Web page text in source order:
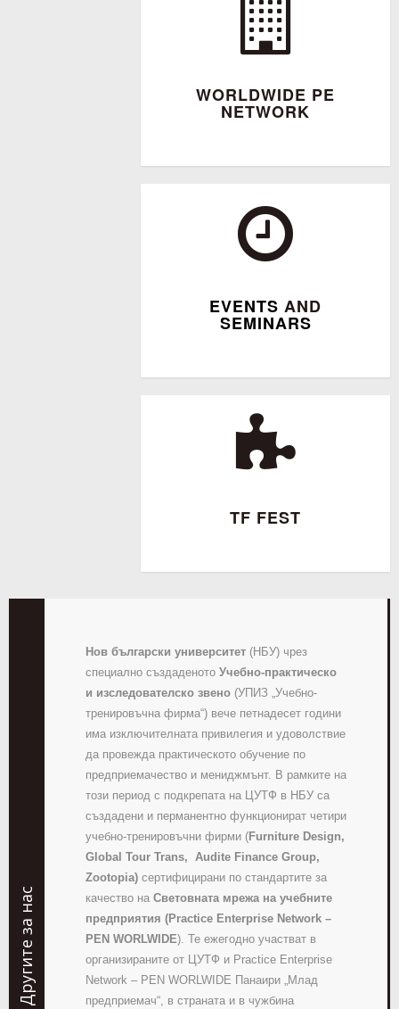
WORLDWIDE PE
NETWORK
EVENTS AND
SEMINARS
TF FEST
Нов български университет (НБУ) чрез
специално създаденото Учебно-практическо
и изследователско звено (УПИЗ „Учебно-
тренировъчна фирма“) вече петнадесет години
има изключителната привилегия и удоволствие
да провежда практическото обучение по
предприемачество и мениджмънт. В рамките на
този период с подкрепата на ЦУТФ в НБУ са
създадени и перманентно функционират четири
учебно-тренировъчни фирми (Furniture Design,
Global Tour Trans, Audite Finance Group,
Zootopia) сертифицирани по стандартите за
качество на Световната мрежа на учебните
предприятия (Practice Enterprise Network –
PEN WORLWIDE). Те ежегодно участват в
организираните от ЦУТФ и Practice Enterprise
Network – PEN WORLWIDE Панаири „Млад
предприемач“, в страната и в чужбина
Другите за нас